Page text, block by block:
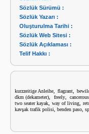
Sözlük Sürümü :
Sözlük Yazarı :
Oluşturulma Tarihi :
Sözlük Web Sitesi :
Sözlük Açıklaması :
Telif Hakkı :
kurzzeitige Anleihe ,flagrant ,
dkm (dekameter)
freely,cancerous
two seater kayak ,way of living ,
kavşak trafik polisi
benden paso